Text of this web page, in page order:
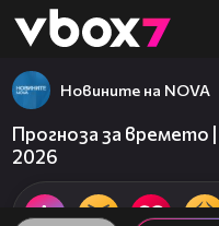
👾
Новините на NOVA
Прогноза за времето
2026